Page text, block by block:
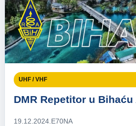
UHF / VHF
DMR Repetitor u Bihaću
19.12.2024.E70NA